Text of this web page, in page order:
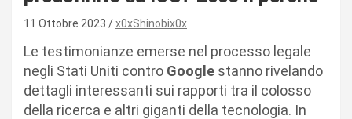
11 Ottobre 2023 x0xShinobix0x
Le testimonianze emerse nel processo legale
negli Stati Uniti contro Google stanno rivelando
dettagli interessanti sui rapporti tra il colosso
della ricerca e altri giganti della tecnologia. In